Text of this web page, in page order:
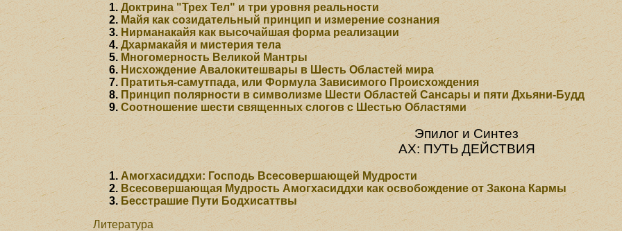
Доктрина "Трех Тел" и три уровня реальности
Майя как созидательный принцип и измерение сознания
Нирманакайя как высочайшая форма реализации
Дхармакайя и мистерия тела
Многомерность Великой Мантры
Нисхождение Авалокитешвары в Шесть Областей мира
Пратитья-самутпада, или Формула Зависимого Происхождения
Принцип полярности в символизме Шести Областей Сансары и пяти Дхьяни-Будд
Соотношение шести священных слогов с Шестью Областями
Эпилог и Синтез
АХ: ПУТЬ ДЕЙСТВИЯ
Амогхасиддхи: Господь Всесовершающей Мудрости
Всесовершающая Мудрость Амогхасиддхи как освобождение от Закона Кармы
Бесстрашие Пути Бодхисаттвы
Литература